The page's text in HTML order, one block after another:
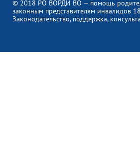
© 2018 РО ВОРДИ ВО — помощь
законным представителям инвалидов
Законодательство, поддержка,